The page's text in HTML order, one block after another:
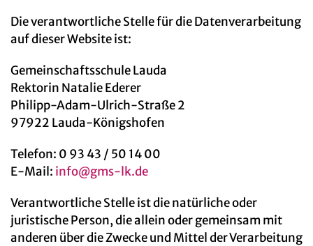
Die verantwortliche Stelle für die Datenverarbeitung
auf dieser Website ist:
Gemeinschaftsschule Lauda
Rektorin Natalie Ederer
Philipp-Adam-Ulrich-Straße 2
97922 Lauda-Königshofen
Telefon: 0 93 43 / 50 14 00
E-Mail: info@gms-lk.de
Verantwortliche Stelle ist die natürliche oder
juristische Person, die allein oder gemeinsam mit
anderen über die Zwecke und Mittel der Verarbeitung